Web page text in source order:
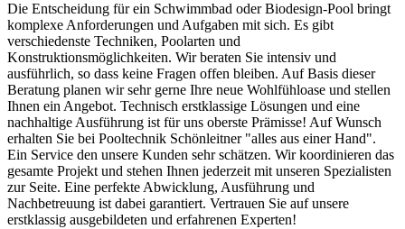
Die Entscheidung für ein Schwimmbad oder Biodesign-Pool bringt
komplexe Anforderungen und Aufgaben mit sich. Es gibt
verschiedenste Techniken, Poolarten und
Konstruktionsmöglichkeiten. Wir beraten Sie intensiv und
ausführlich, so dass keine Fragen offen bleiben. Auf Basis dieser
Beratung planen wir sehr gerne Ihre neue Wohlfühloase und stellen
Ihnen ein Angebot. Technisch erstklassige Lösungen und eine
nachhaltige Ausführung ist für uns oberste Prämisse! Auf Wunsch
erhalten Sie bei Pooltechnik Schönleitner "alles aus einer Hand".
Ein Service den unsere Kunden sehr schätzen. Wir koordinieren das
gesamte Projekt und stehen Ihnen jederzeit mit unseren Spezialisten
zur Seite. Eine perfekte Abwicklung, Ausführung und
Nachbetreuung ist dabei garantiert. Vertrauen Sie auf unsere
erstklassig ausgebildeten und erfahrenen Experten!